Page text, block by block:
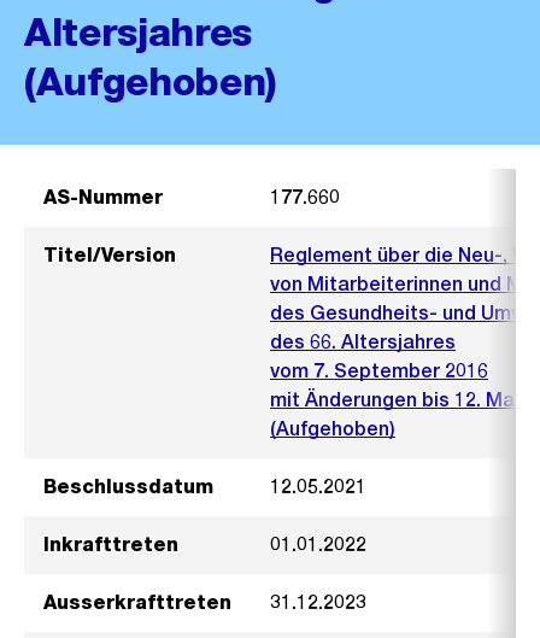
Altersjahres
(Aufgehoben)
AS-Nummer 177.660
Titel/Version
Reglement über die Neu-,
von Mitarbeiterinnen und
des Gesundheits- und
des 66. Altersjahres
vom 7. September 2016
mit Änderungen bis 12. Mai
(Aufgehoben)
Beschlussdatum 12.05.2021
Inkrafttreten 01.01.2022
Ausserkrafttreten 31.12.2023